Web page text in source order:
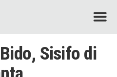
Sisifo di